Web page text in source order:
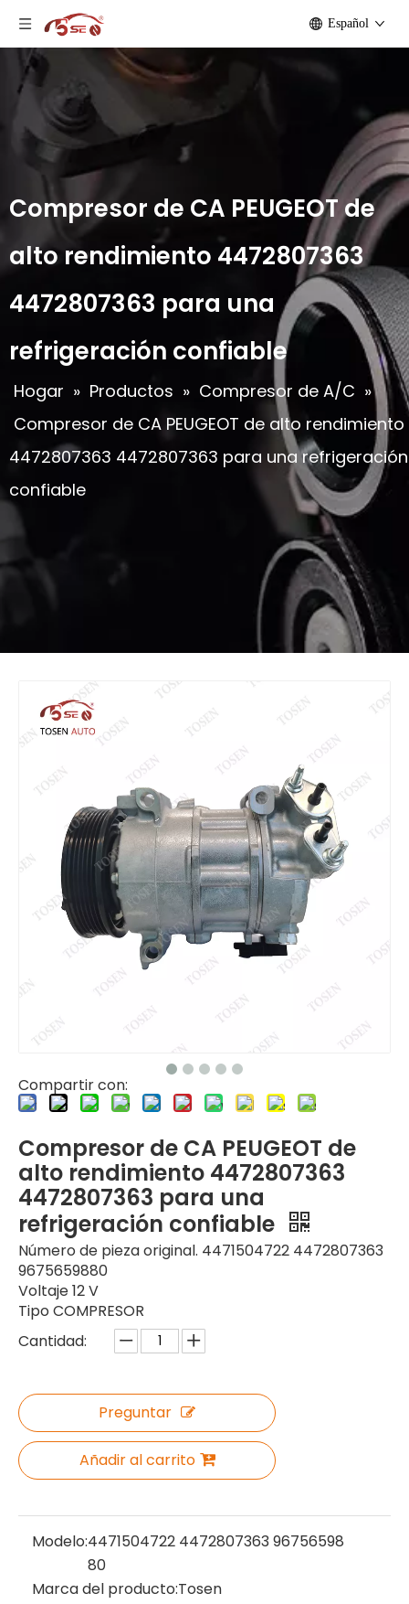
Español
Compresor de CA PEUGEOT de
alto rendimiento 4472807363
4472807363 para una
refrigeración confiable
Hogar » Productos » Compresor de A/C »
Compresor de CA PEUGEOT de alto rendimiento
4472807363 4472807363 para una refrigeración
confiable
Compartir con:
Compresor de CA PEUGEOT de
alto rendimiento 4472807363
4472807363 para una
refrigeración confiable
Número de pieza original. 4471504722 4472807363
9675659880
Voltaje 12 V
Tipo COMPRESOR
Cantidad:
Preguntar
Añadir al carrito
Modelo:4471504722 4472807363 96756598
80
Marca del producto:Tosen